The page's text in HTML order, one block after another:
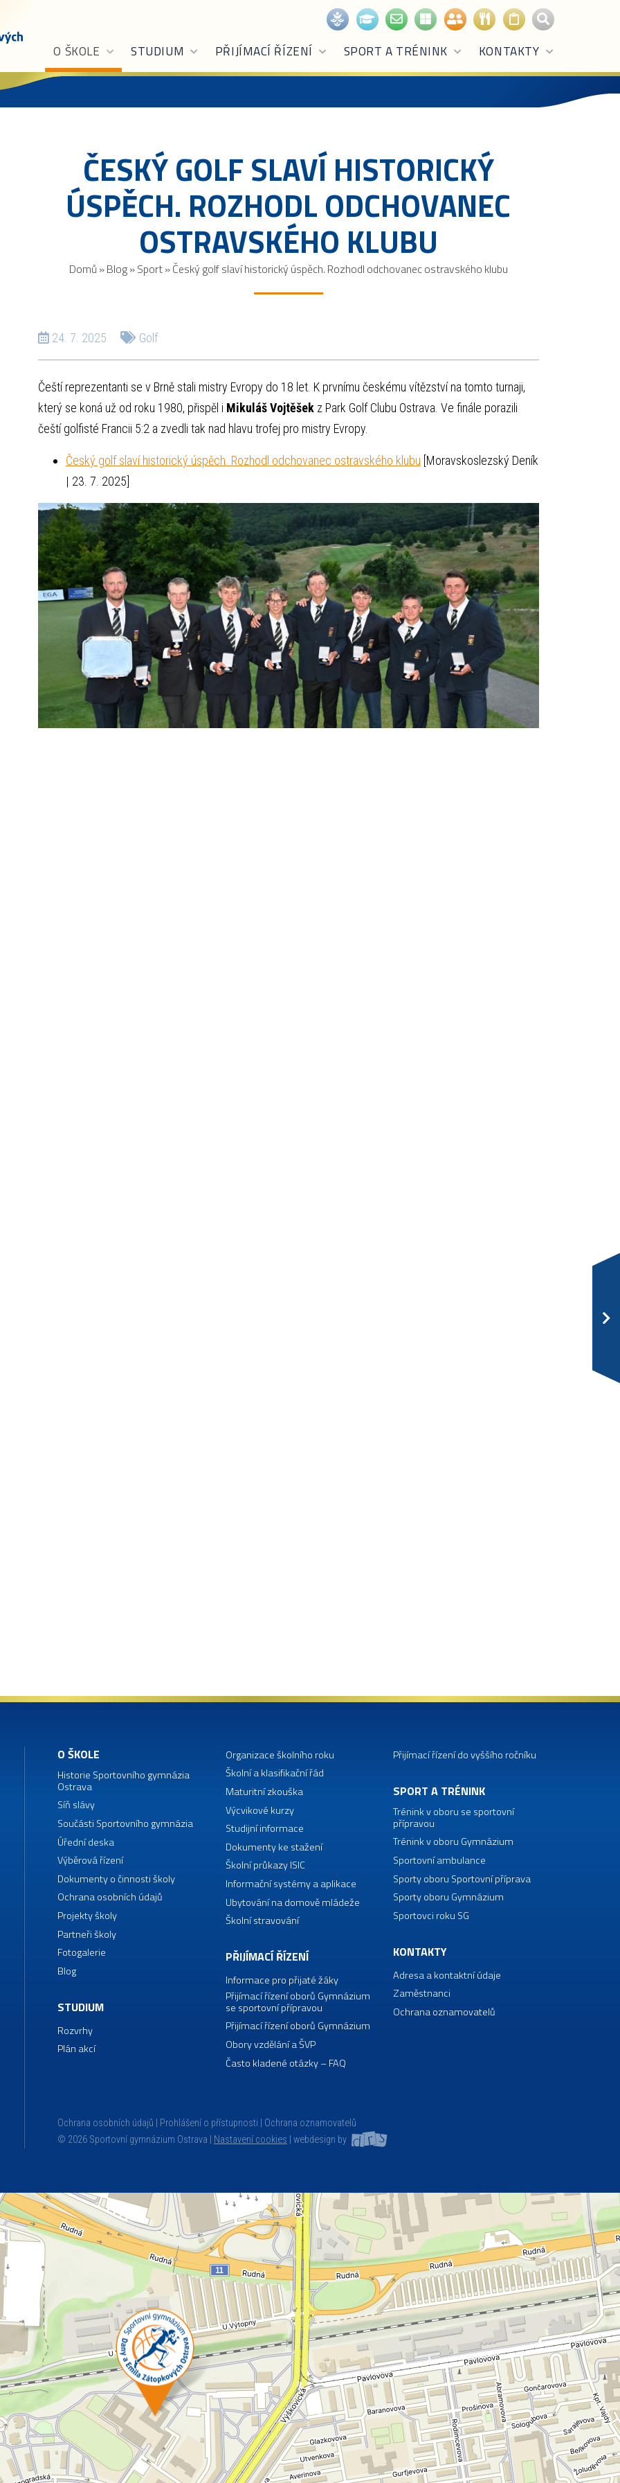
O ŠKOLE STUDIUM PŘIJÍMACÍ ŘÍZENÍ SPORT A TRÉNINK KONTAKTY
ČESKÝ GOLF SLAVÍ HISTORICKÝ
ÚSPĚCH. ROZHODL ODCHOVANEC
OSTRAVSKÉHO KLUBU
Domů »Blog»Sport»Český golf slaví historický úspěch. Rozhodl odchovanec ostravského klubu
24. 7. 2025 Golf
Čeští reprezentanti se v Brně stali mistry Evropy do 18 let. K prvnímu českému vítězství na tomto turnaji,
který se koná už od roku 1980, přispěl i Mikuláš Vojtěšekz Park Golf Clubu Ostrava. Ve finále porazili
čeští golfisté Francii 5:2 a zvedli tak nad hlavu trofej pro mistry Evropy.
Český golf slaví historický úspěch. Rozhodl odchovanec ostravského klubu [Moravskoslezský Deník
| 23. 7. 2025]
O ŠKOLE
Historie Sportovního gymnázia
Ostrava
Síň slávy
Součásti Sportovního gymnázia
Úřední deska
Výběrová řízení
Dokumenty o činnosti školy
Ochrana osobních údajů
Projekty školy
Partneři školy
Fotogalerie
Blog
STUDIUM
Rozvrhy
Plán akcí
Organizace školního roku
Školní a klasifikační řád
Maturitní zkouška
Výcvikové kurzy
Studijní informace
Dokumenty ke stažení
Školní průkazy ISIC
Informační systémy a aplikace
Ubytování na domově mládeže
Školní stravování
PŘIJÍMACÍ ŘÍZENÍ
Informace pro přijaté žáky
Přijímací řízení oborů Gymnázium
se sportovní přípravou
Přijímací řízení oborů Gymnázium
Obory vzdělání a ŠVP
Často kladené otázky – FAQ
Přijímací řízení do vyššího ročníku
SPORT A TRÉNINK
Trénink v oboru se sportovní
přípravou
Trénink v oboru Gymnázium
Sportovní ambulance
Sporty oboru Sportovní příprava
Sporty oboru Gymnázium
Sportovci roku SG
KONTAKTY
Adresa a kontaktní údaje
Zaměstnanci
Ochrana oznamovatelů
Ochrana osobních údajů Prohlášení o přístupnosti
Ochrana oznamovatelů
© 2026 Sportovní gymnázium Ostrava |
Nastavení cookies webdesign by